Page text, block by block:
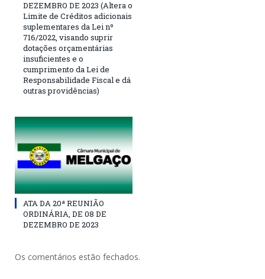
DEZEMBRO DE 2023 (Altera o
Limite de Créditos adicionais
suplementares da Lei nº
716/2022, visando suprir
dotações orçamentárias
insuficientes e o
cumprimento da Lei de
Responsabilidade Fiscal e dá
outras providências)
ATA DA 20ª REUNIÃO
ORDINÁRIA, DE 08 DE
DEZEMBRO DE 2023
Os comentários estão fechados.